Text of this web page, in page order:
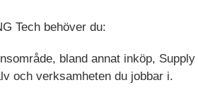
Tech behöver du:
bland annat inköp,
och verksamheten du jobbar i.